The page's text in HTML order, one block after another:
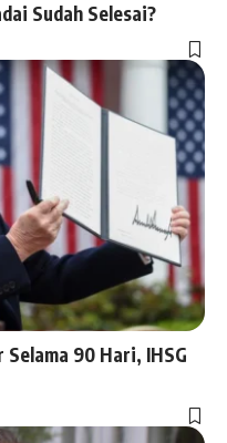
Sudah Selesai?
90 Hari, IHSG